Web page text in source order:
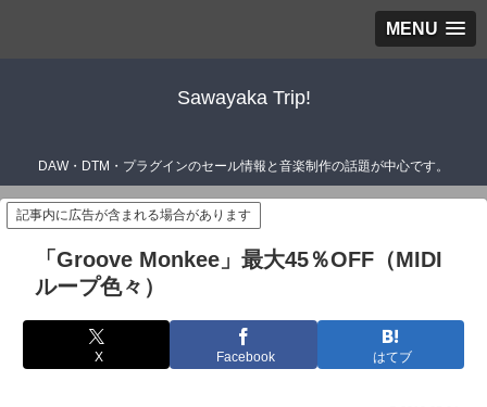
MENU
Sawayaka Trip!
DAW・DTM・プラグインのセール情報と音楽制作の話題が中心です。
記事内に広告が含まれる場合があります
「Groove Monkee」最大45％OFF（MIDI
ループ色々）
X Facebook はてブ